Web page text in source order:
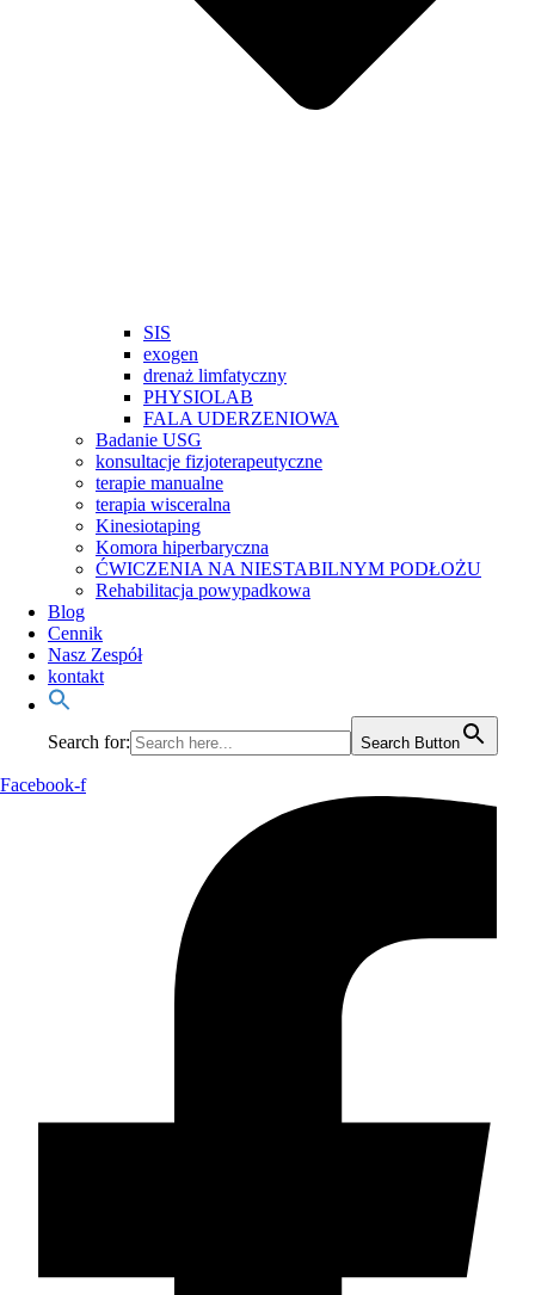
SIS
exogen
drenaż limfatyczny
PHYSIOLAB
FALA UDERZENIOWA
Badanie USG
konsultacje fizjoterapeutyczne
terapie manualne
terapia wisceralna
Kinesiotaping
Komora hiperbaryczna
ĆWICZENIA NA NIESTABILNYM PODŁOŻU
Rehabilitacja powypadkowa
Blog
Cennik
Nasz Zespół
kontakt
Search for: Search Button
Facebook-f